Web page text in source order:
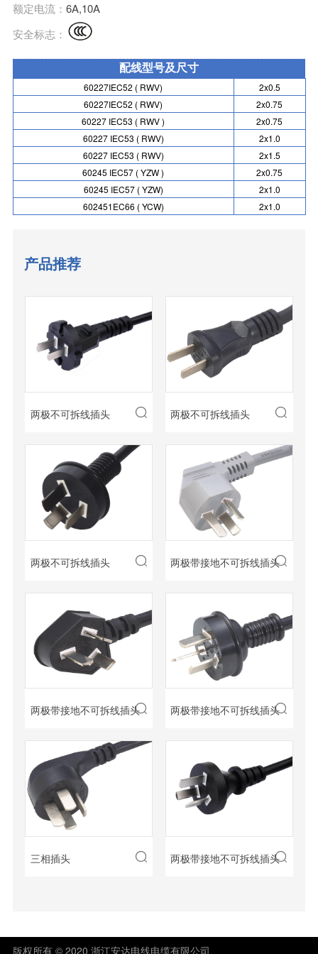
额定电流： 6A,10A
安全标志：
配线型号及尺寸
60227IEC52 ( RWV)
2x0.5
60227IEC52 ( RWV)
2x0.75
60227 IEC53 ( RWV )
2x0.75
60227 IEC53 ( RWV)
2x1.0
60227 IEC53 ( RWV)
2x1.5
60245 IEC57 ( YZW )
2x0.75
60245 IEC57 ( YZW)
2x1.0
602451EC66 ( YCW)
2x1.0
产品推荐
两极不可拆线插头  两极不可拆线插头 
两极不可拆线插头  两极带接地不可拆线插头
两极带接地不可拆线插头 两极带接地不可拆线插头
三相插头  两极带接地不可拆线插头
版权所有 © 2020 浙江安达电线电缆有限公司